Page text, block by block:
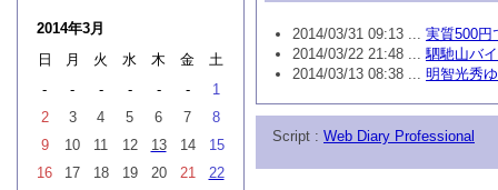
2014/03/31 09:13 ... 実質500円
2014/03/22 21:48 ...駟馳山バ
2014/03/13 08:38 ... 明智光秀
2014年3月
日
月 火 水 木 金
土
-
- - - - -
1
2
3 4 5 6 7
8
9
10 11 12 13 14
15
16
17 18 19 20 21
22
Script : Web Diary Professional